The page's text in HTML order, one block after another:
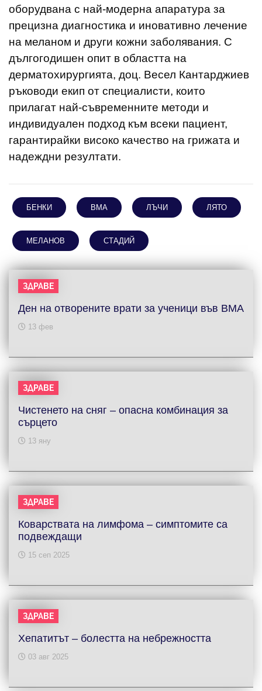
оборудвана с най-модерна апаратура за
прецизна диагностика и иновативно лечение
на меланом и други кожни заболявания. С
дългогодишен опит в областта на
дерматохирургията, доц. Весел Кантарджиев
ръководи екип от специалисти, които
прилагат най-съвременните методи и
индивидуален подход към всеки пациент,
гарантирайки високо качество на грижата и
надеждни резултати.
БЕНКИ ВМА ЛЪЧИ ЛЯТО
МЕЛАНОВ СТАДИЙ
ЗДРАВЕ
Ден на отворените врати за ученици във ВМА
13 фев
ЗДРАВЕ
Чистенето на сняг – опасна комбинация за
сърцето
13 яну
ЗДРАВЕ
Коварствата на лимфома – симптомите са
подвеждащи
15 сеп 2025
ЗДРАВЕ
Хепатитът – болестта на небрежността
03 авг 2025